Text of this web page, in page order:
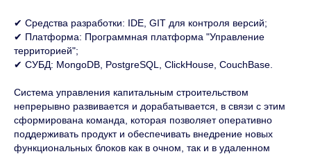
✔ Средства разработки: IDE, GIT для контроля версий;
✔ Платформа: Программная платформа "Управление
территорией";
✔ СУБД: MongoDB, PostgreSQL, ClickHouse, CouchBase.
Система управления капитальным строительством
непрерывно развивается и дорабатывается, в связи с этим
сформирована команда, которая позволяет оперативно
поддерживать продукт и обеспечивать внедрение новых
функциональных блоков как в очном, так и в удаленном